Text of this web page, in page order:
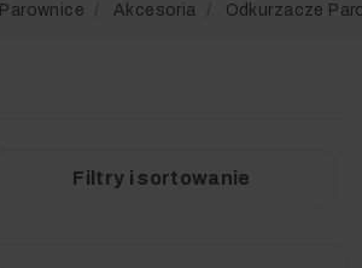
Parownice Akcesoria Odkurzacze
Filtry i sortowanie